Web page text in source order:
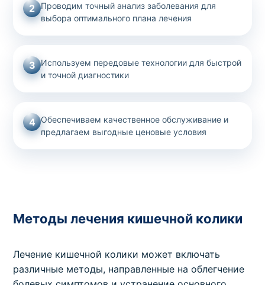
2
Проводим точный анализ заболевания для
выбора оптимального плана лечения
3 Используем передовые технологии для быстрой
и точной диагностики
4 Обеспечиваем качественное обслуживание и
предлагаем выгодные ценовые условия
Методы лечения кишечной колики
Лечение кишечной колики может включать
различные методы, направленные на облегчение